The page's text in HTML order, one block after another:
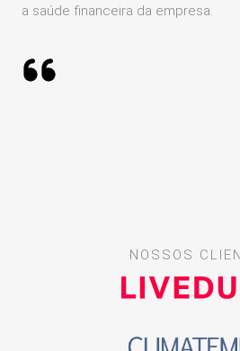
a saúde financeira da empresa.
NOSSOS